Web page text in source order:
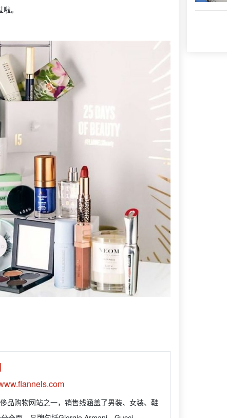
。
品购物网站之一，销售线涵盖了男装、女装、鞋